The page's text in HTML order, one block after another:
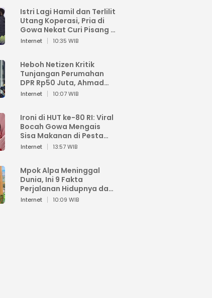
Istri Lagi Hamil dan Terlilit
Utang Koperasi, Pria di
Gowa Nekat Curi Pisang 4
Tandan Milik Tetangga,
Internet 10:35 WIB
Heboh Netizen Kritik
Tunjangan Perumahan
DPR Rp50 Juta, Ahmad
Sahroni: Enggak Senang
Internet 10:07 WIB
Ironi di HUT ke-80 RI: Viral
Bocah Gowa Mengais
Sisa Makanan di Pesta
Kemerdekaan
Internet 13:57 WIB
Mpok Alpa Meninggal
Dunia, Ini 9 Fakta
Perjalanan Hidupnya dari
Viral hingga Puncak
Internet 10:09 WIB